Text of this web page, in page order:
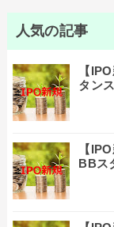
人気の記事
【
タン
【
BBス